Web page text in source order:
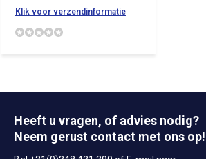
Klik voor verzendinformatie
Heeft u vragen, of advies nodig?
Neem gerust contact met ons op!